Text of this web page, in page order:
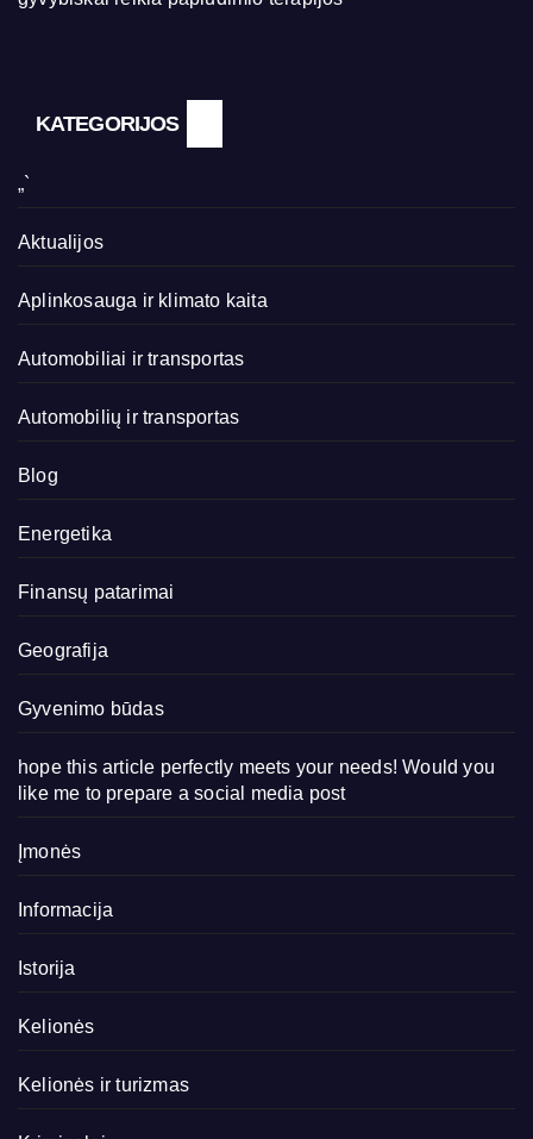
KATEGORIJOS
„`
Aktualijos
Aplinkosauga ir klimato kaita
Automobiliai ir transportas
Automobilių ir transportas
Blog
Energetika
Finansų patarimai
Geografija
Gyvenimo būdas
hope this article perfectly meets your needs! Would you
like me to prepare a social media post
Įmonės
Informacija
Istorija
Kelionės
Kelionės ir turizmas